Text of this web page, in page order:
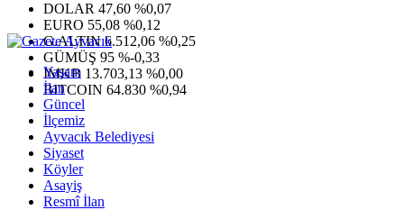
DOLAR 47,60 %0,07
EURO 55,08 %0,12
G.ALTIN6.512,06 %0,25
GÜMÜŞ 95 %-0,33
IMKB 13.703,13 %0,00
BITCOIN 64.830 %0,94
Yaşam
İlan
Güncel
İlçemiz
Ayvacık Belediyesi
Siyaset
Köyler
Asayiş
Resmî İlan